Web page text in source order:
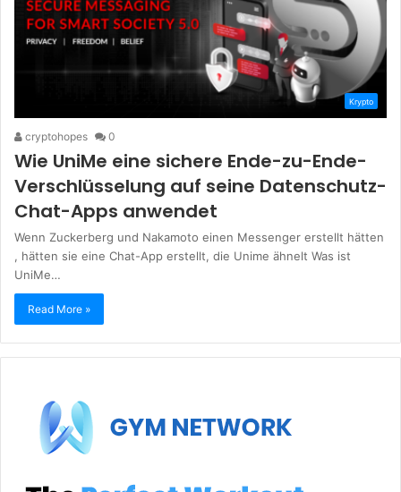
Krypto
cryptohopes 0
Wie UniMe eine sichere Ende-zu-Ende-
Verschlüsselung auf seine Datenschutz-
Chat-Apps anwendet
Wenn Zuckerberg und Nakamoto einen Messenger erstellt hätten
, hätten sie eine Chat-App erstellt, die Unime ähnelt Was ist
UniMe…
Read More »